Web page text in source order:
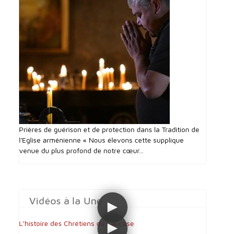
Prières de guérison et de protection dans la Tradition de
l'Eglise arménienne « Nous élevons cette supplique
venue du plus profond de notre cœur...
Vidéos à la Une
L’histoire des Chrétiens du Caucase